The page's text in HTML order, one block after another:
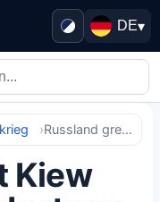
DE▾
krieg Russland greift Kiew erneut an, mindestens acht Verletzte
Kiew